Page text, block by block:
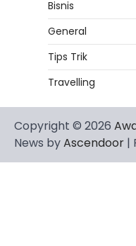
Bisnis
General
Tips Trik
Travelling
Copyright © 2026
News byAscendoor |